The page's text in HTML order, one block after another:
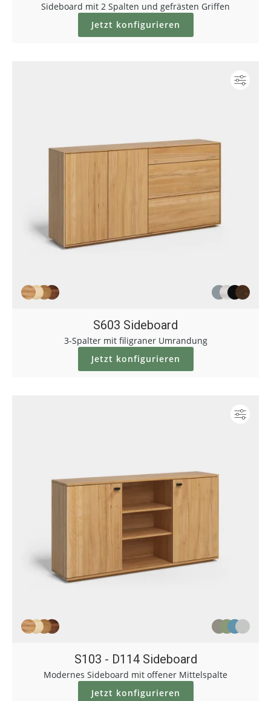
Sideboard mit 2 Spalten und gefrästen Griffen
Jetzt konfigurieren
S603 Sideboard
3-Spalter mit filigraner Umrandung
Jetzt konfigurieren
S103 - D114 Sideboard
Modernes Sideboard mit offener Mittelspalte
Jetzt konfigurieren